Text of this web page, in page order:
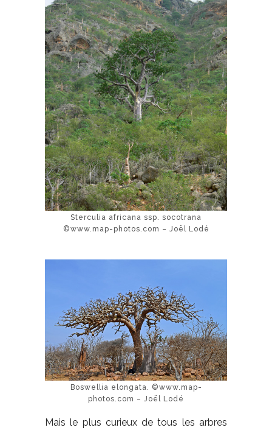
Sterculia africana ssp. socotrana
©www.map-photos.com – Joël Lodé
Boswellia elongata. ©www.map-
photos.com – Joël Lodé
Mais le plus curieux de tous les arbres